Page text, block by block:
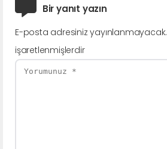
Bir yanıt yazın
E-posta adresiniz yayınlanmayacak.
işaretlenmişlerdir